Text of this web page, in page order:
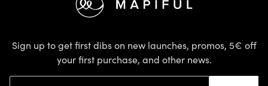
Sign up to get first dibs on new launches, promos, 5€ off
your first purchase, and other news.